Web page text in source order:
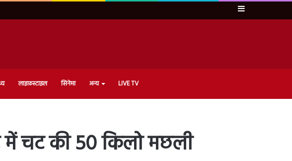
Sidebar
लाइफ़स्टाइल सिनेमा अन्य LIVE TV
में चट की 50 किलो मछली